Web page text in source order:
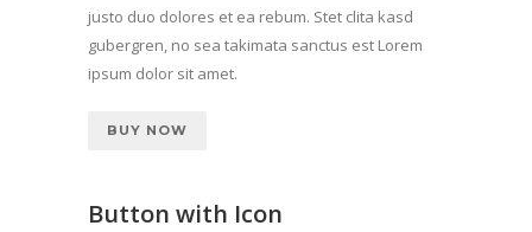
justo duo dolores et ea rebum. Stet clita kasd
gubergren, no sea takimata sanctus est Lorem
ipsum dolor sit amet.
BUY NOW
Button with Icon